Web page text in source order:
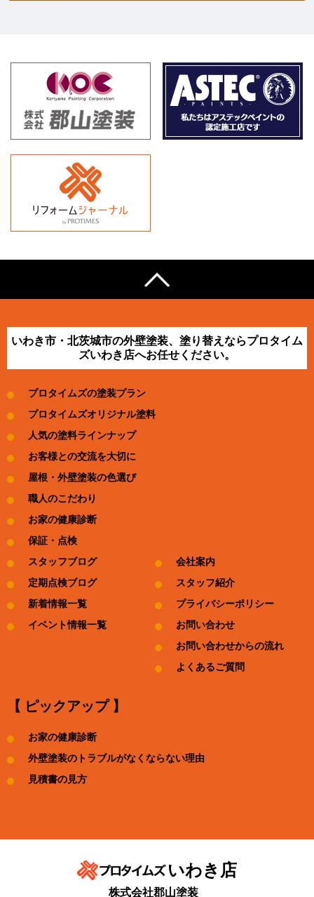
いわき市・北茨城市の外壁塗装、塗り替えならプロタイム
ズいわき店へお任せください。
プロタイムズの塗装プラン
プロタイムズオリジナル塗料
人気の塗料ラインナップ
お客様との交流を大切に
屋根・外壁塗装の色選び
職人のこだわり
お家の健康診断
保証・点検
スタッフブログ
定期点検ブログ
新着情報一覧
イベント情報一覧
会社案内
スタッフ紹介
プライバシーポリシー
お問い合わせ
お問い合わせからの流れ
よくあるご質問
【 ピックアップ 】
お家の健康診断
外壁塗装のトラブルがなくならない理由
見積書の見方
いわき店
株式会社郡山塗装